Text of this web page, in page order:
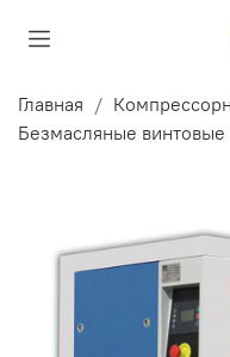
Главная
Безмасляные